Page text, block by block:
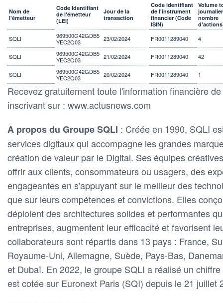
Nom de
l'émetteur
Code Identifiant
de l'émetteur
(LEI)
Jour de la
transaction
Code identifiant
de l'instrument
financier (Code
ISIN)
Volume
nombre
SQLI
969500G42GDB5
YEC2Q03
23/02/2024 FR0011289040 4
SQLI
969500G42GDB5
YEC2Q03
21/02/2024 FR0011289040 42
SQLI
969500G42GDB5
YEC2Q03
20/02/2024 FR0011289040 1
Recevez gratuitement toute l'information financière
inscrivant sur : www.actusnews.com
A propos du Groupe SQLI : Créée en 1990, SQLI
services digitaux qui accompagne les grandes
création de valeur par le Digital. Ses équipes
offrir aux clients, consommateurs ou usagers, des
engageantes en s'appuyant sur le meilleur des
que sur leurs compétences et convictions. Elles
déploient des architectures solides et performantes
entreprises, augmentent leur efficacité et favorisent
collaborateurs sont répartis dans 13 pays : France,
Royaume-Uni, Allemagne, Suède, Pays-Bas,
et Dubaï. En 2022, le groupe SQLI a réalisé un
est cotée sur Euronext Paris (SQI) depuis le 21 juillet